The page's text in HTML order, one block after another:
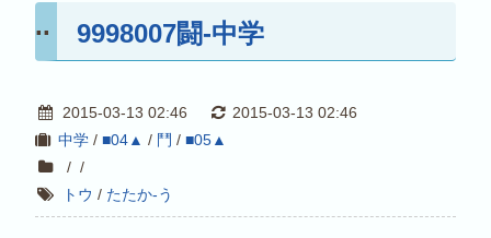
9998007闘-中学
2015-03-13 02:46
2015-03-13 02:46
中学/ ■04▲ / 鬥 / ■05▲
/ /
トウ / たたか-う